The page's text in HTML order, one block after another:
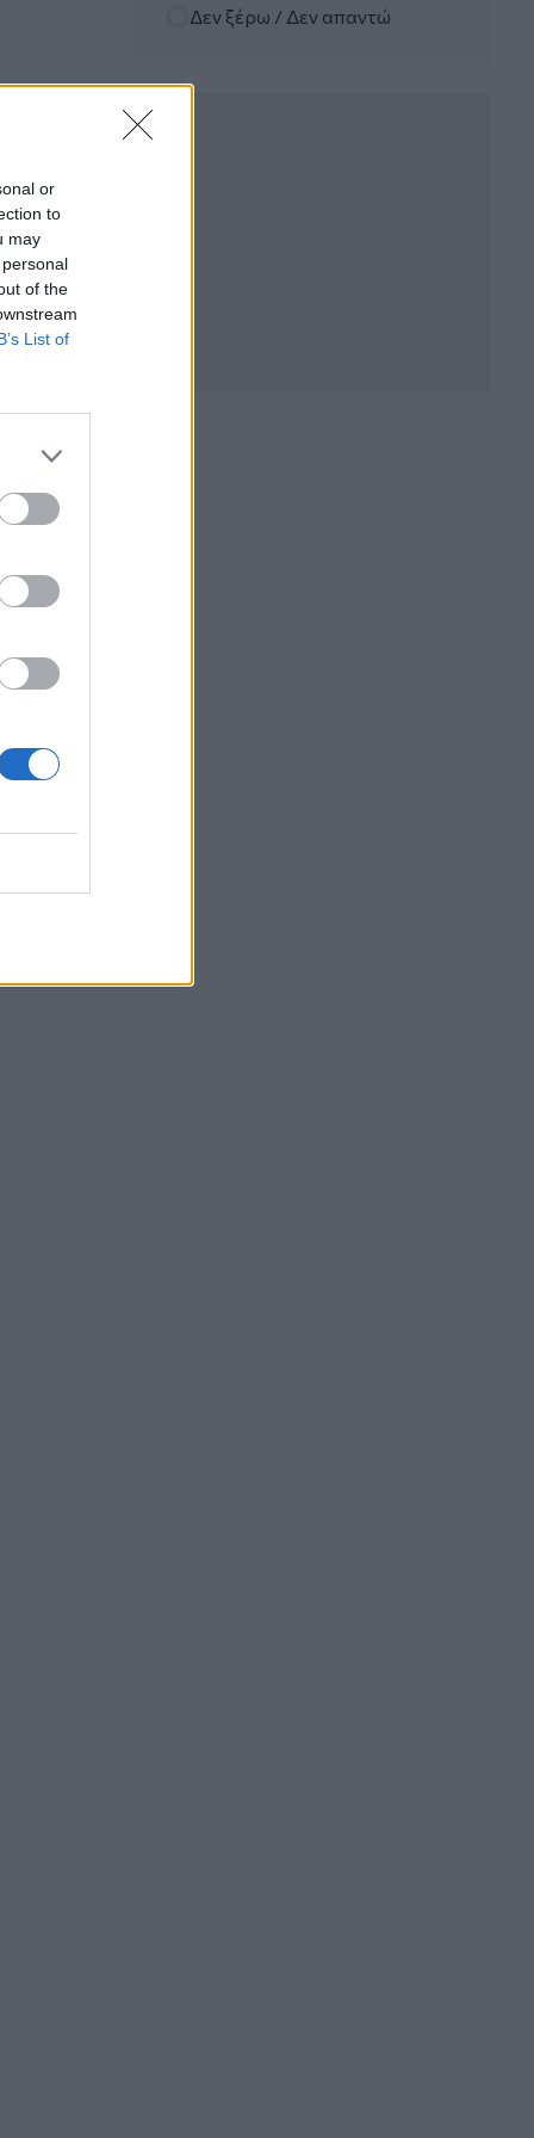
or
to
may
of the
List of
Η Ελλάδα που αντιστέκεται και επιμένει
05.08.2026 - 09:20
Καλοκαιρινό ταξίδι: Οι 8 συμβουλές που
αξίζει να δώσει κάθε ασφαλιστής
Δεν ξέρω / Δεν απαντώ